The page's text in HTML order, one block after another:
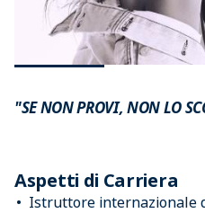
"SE NON PROVI, NON LO
Aspetti di Carriera
Istruttore internazionale